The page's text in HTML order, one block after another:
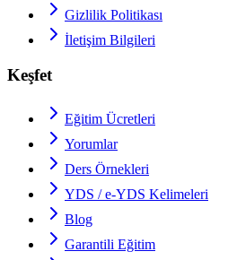
Gizlilik Politikası
İletişim Bilgileri
Keşfet
Eğitim Ücretleri
Yorumlar
Ders Örnekleri
YDS / e-YDS Kelimeleri
Blog
Garantili Eğitim